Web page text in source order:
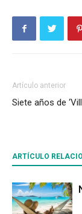
Artículo anterior
Siete años de
ARTÍCULO